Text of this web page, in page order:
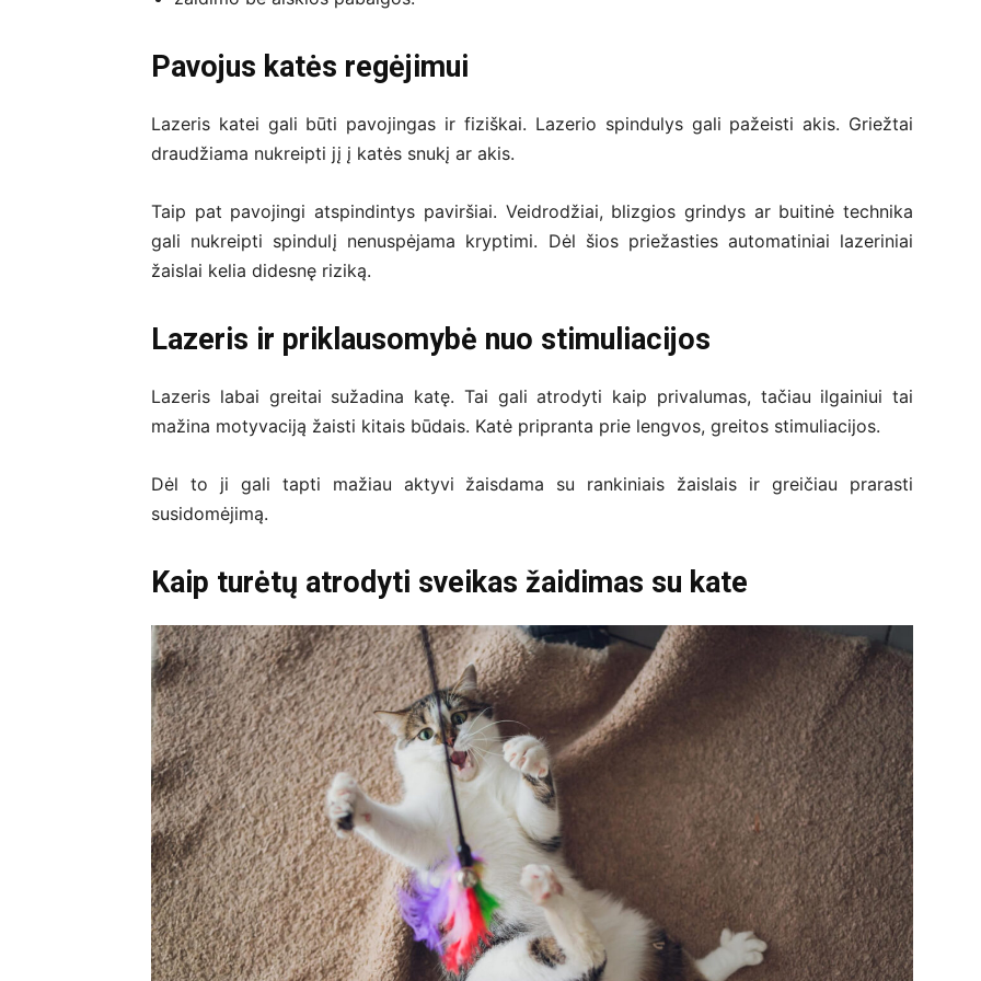
Pavojus katės regėjimui
Lazeris katei gali būti pavojingas ir fiziškai. Lazerio spindulys gali pažeisti akis. Griežtai
draudžiama nukreipti jį į katės snukį ar akis.
Taip pat pavojingi atspindintys paviršiai. Veidrodžiai, blizgios grindys ar buitinė technika
gali nukreipti spindulį nenuspėjama kryptimi. Dėl šios priežasties automatiniai lazeriniai
žaislai kelia didesnę riziką.
Lazeris ir priklausomybė nuo stimuliacijos
Lazeris labai greitai sužadina katę. Tai gali atrodyti kaip privalumas, tačiau ilgainiui tai
mažina motyvaciją žaisti kitais būdais. Katė pripranta prie lengvos, greitos stimuliacijos.
Dėl to ji gali tapti mažiau aktyvi žaisdama su rankiniais žaislais ir greičiau prarasti
susidomėjimą.
Kaip turėtų atrodyti sveikas žaidimas su kate